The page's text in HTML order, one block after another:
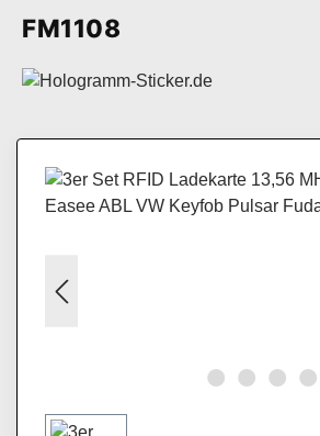
FM1108
Bildergalerie überspringen